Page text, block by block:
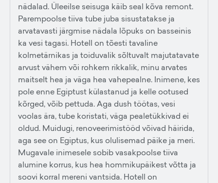
nädalad. Üleeilse seisuga käib seal kõva remont.
Parempoolse tiiva tube juba sisustatakse ja
arvatavasti järgmise nädala lõpuks on basseinis
ka vesi tagasi. Hotell on tõesti tavaline
kolmetärnikas ja toiduvalik sõltuvalt majutatavate
arvust vähem või rohkem rikkalik, minu arvates
maitselt hea ja väga hea vahepealne. Inimene, kes
pole enne Egiptust külastanud ja kelle ootused
kõrged, võib pettuda. Aga dush töötas, vesi
voolas ära, tube koristati, väga pealetükkivad ei
oldud. Muidugi, renoveerimistööd võivad häirida,
aga see on Egiptus, kus olulisemad päike ja meri.
Mugavale inimesele sobib vasakpoolse tiiva
alumine korrus, kus hea hommikupäikest võtta ja
soovi korral mereni vantsida. Hotell on